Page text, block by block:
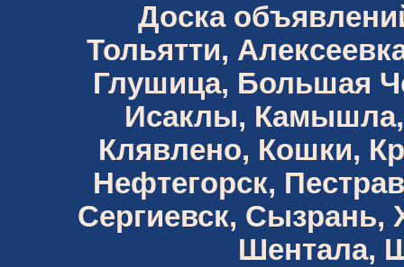
Доска
Тольятти,
Глушица, Большая
Исаклы, Камышла,
Клявлено, Кошки,
Нефтегорск,
Сергиевск,
Шентала,